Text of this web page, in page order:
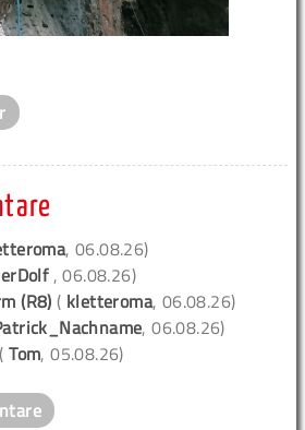
, 06.08.26)
, 06.08.26)
(R8) ( kletteroma, 06.08.26)
, 06.08.26)
(Tom, 05.08.26)